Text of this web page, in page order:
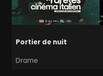
Portier de nuit
Drame